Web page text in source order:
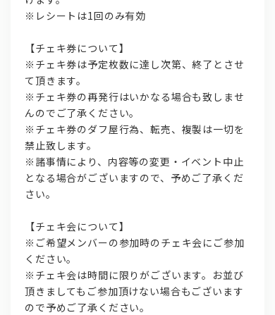
※レシートは1回のみ有効
【チェキ券について】
※チェキ券は予定枚数に達し次第、終了とさせ
て頂きます。
※チェキ券の再発行はいかなる場合も致しませ
んのでご了承ください。
※チェキ券のダフ屋行為、転売、複製は一切を
禁止致します。
※諸事情により、内容等の変更・イベント中止
となる場合がございますので、予めご了承くだ
さい。
【チェキ会について】
※ご希望メンバーの参加時のチェキ会にご参加
ください。
※チェキ会は時間に限りがございます。お並び
頂きましてもご参加頂けない場合もございます
ので予めご了承ください。